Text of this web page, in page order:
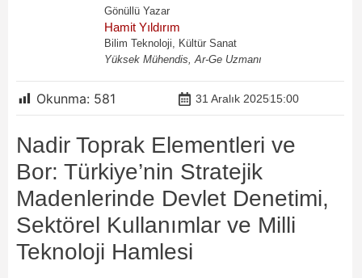
Gönüllü Yazar
Hamit Yıldırım
Bilim Teknoloji, Kültür Sanat
Yüksek Mühendis, Ar-Ge Uzmanı
Okunma: 581 31 Aralık 202515:00
Nadir Toprak Elementleri ve
Bor: Türkiye’nin Stratejik
Madenlerinde Devlet Denetimi,
Sektörel Kullanımlar ve Milli
Teknoloji Hamlesi